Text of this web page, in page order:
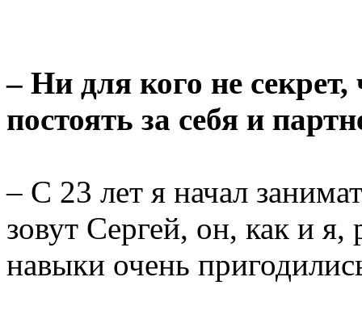
– Ни для кого не
постоять за себя и
– С 23 лет я начал
зовут Сергей, он, как и
навыки очень